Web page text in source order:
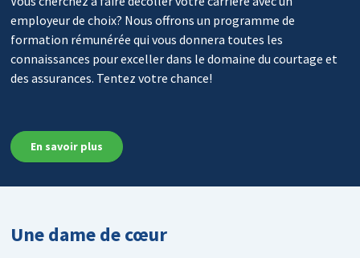
employeur de choix? Nous offrons un programme de
formation rémunérée qui vous donnera toutes les
connaissances pour exceller dans le domaine du courtage et
des assurances. Tentez votre chance!
En savoir plus
Une dame de cœur